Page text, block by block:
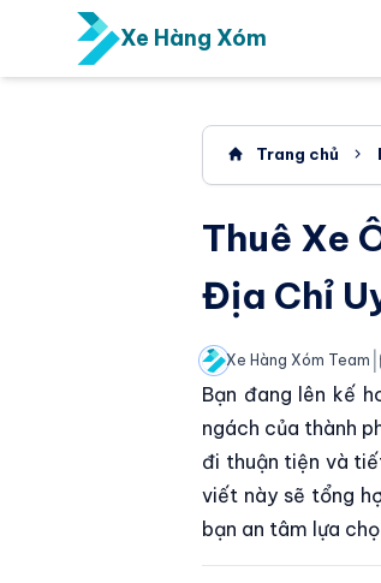
Xe Hàng Xóm
Trang chủ
Thuê Xe
Địa Chỉ
Xe Hàng Xóm Team
Bạn đang lên kế
ngách của thành
đi thuận tiện và
viết này sẽ tổng
bạn an tâm lựa